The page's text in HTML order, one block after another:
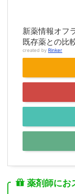
新薬情報オ
既存薬との比
created by Rinker
薬剤師にお